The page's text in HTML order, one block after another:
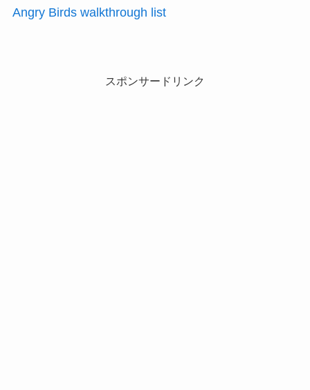
Angry Birds walkthrough list
スポンサードリンク